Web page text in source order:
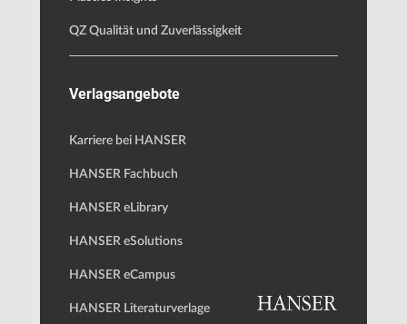
QZ Qualität und Zuverlässigkeit
Verlagsangebote
Karriere bei HANSER
HANSER Fachbuch
HANSER eLibrary
HANSER eSolutions
HANSER eCampus
HANSER Literaturverlage